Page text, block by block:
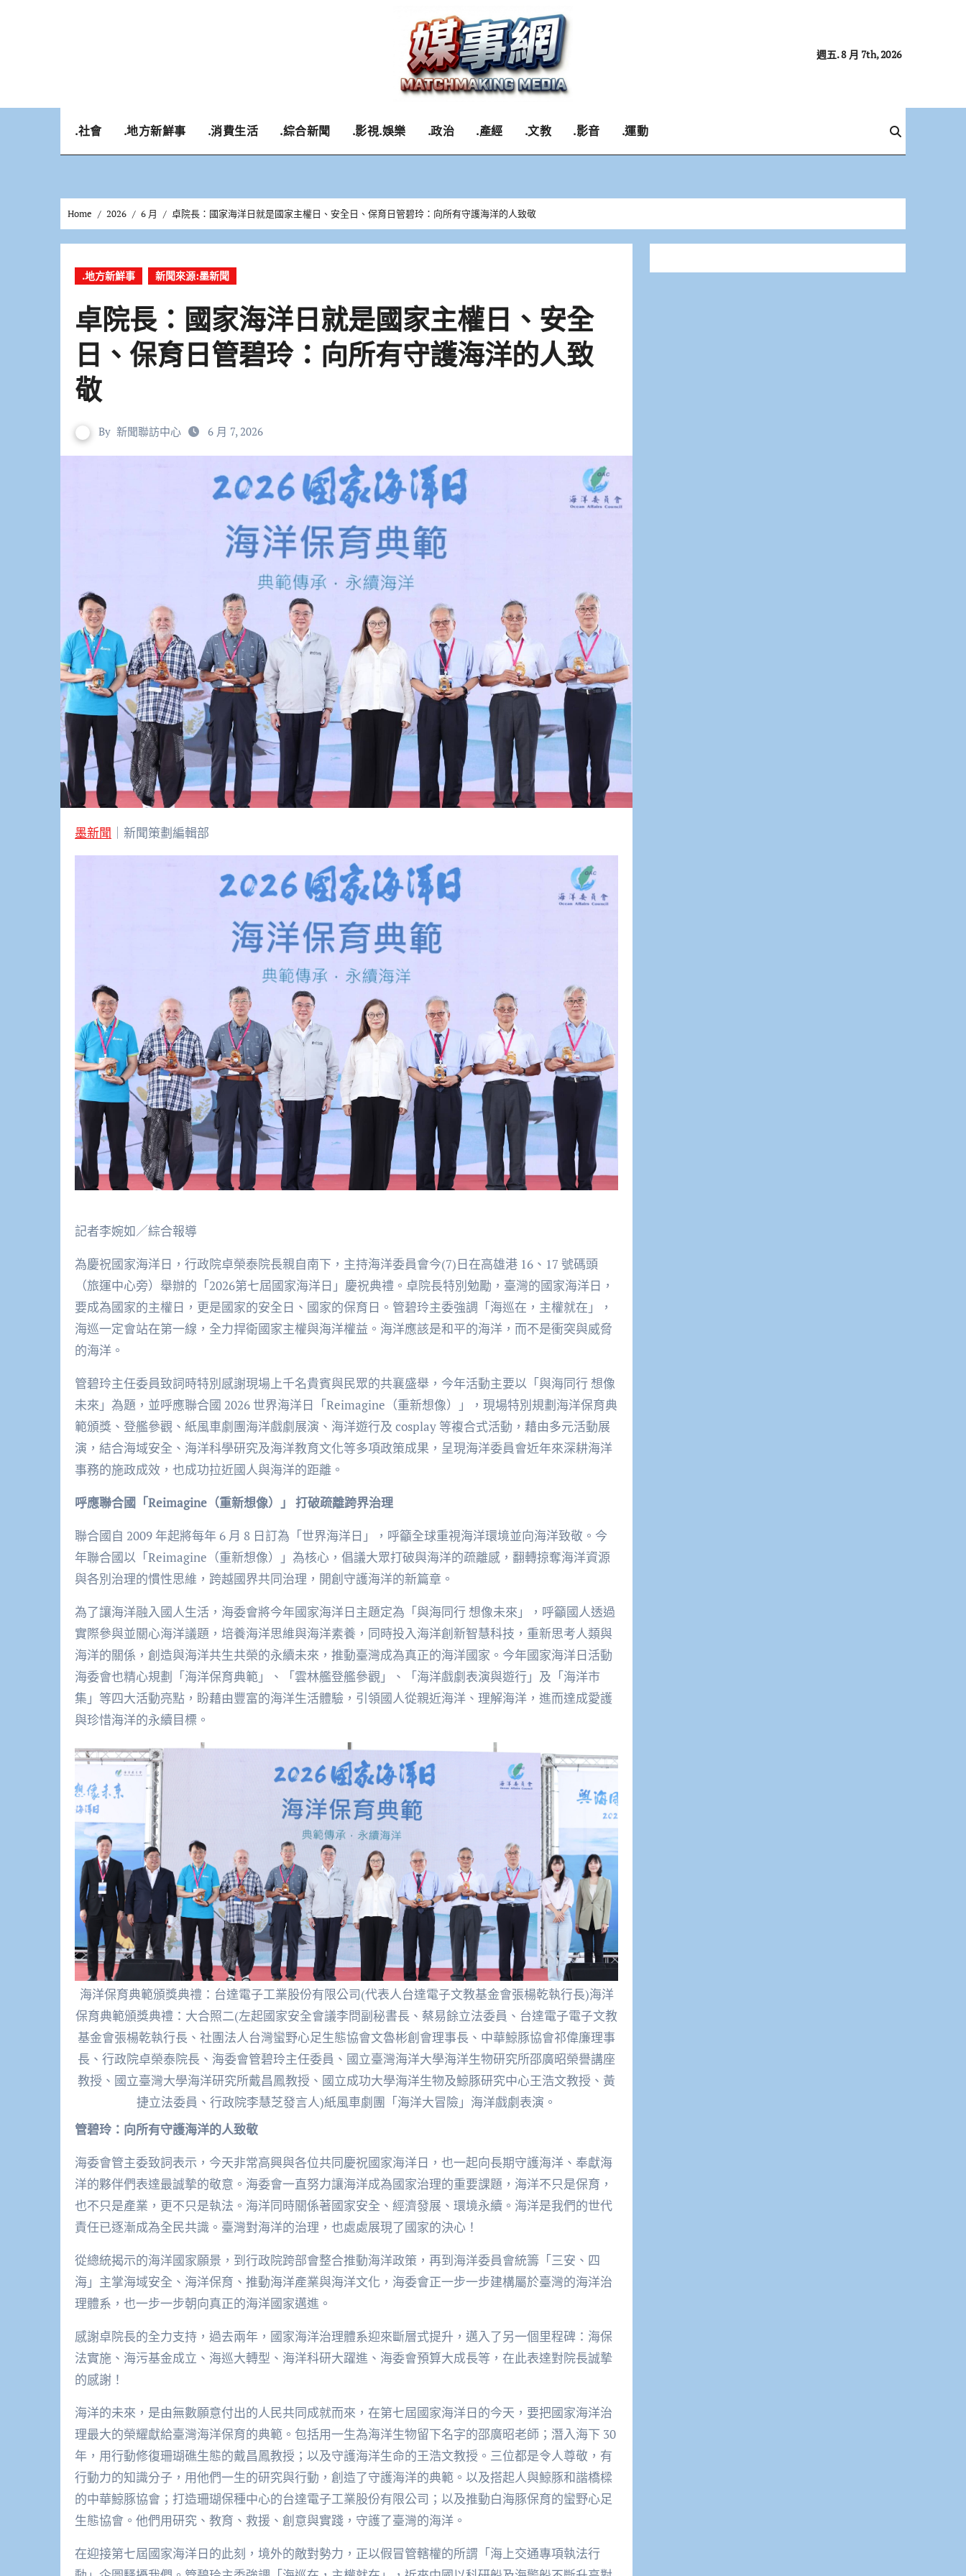
週五. 8 月 7th, 2026
.社會 .地方新鮮事 .消費生活 .綜合新聞 .影視.娛樂 .政治 .產經 .文教 .影音 .運動
Home 2026 6 月 卓院長：國家海洋日就是國家主權日、安全日、保育日管碧玲：向所有守護海洋的人致敬
.地方新鮮事 新聞來源:墨新聞
卓院長：國家海洋日就是國家主權日、安全
日、保育日管碧玲：向所有守護海洋的人致
敬
By 新聞聯訪中心 6 月 7, 2026
墨新聞 ｜新聞策劃編輯部
記者李婉如／綜合報導
為慶祝國家海洋日，行政院卓榮泰院長親自南下，主持海洋委員會今(7)日在高雄港 16、17 號碼頭
（旅運中心旁）舉辦的「2026第七屆國家海洋日」慶祝典禮。卓院長特別勉勵，臺灣的國家海洋日，
要成為國家的主權日，更是國家的安全日、國家的保育日。管碧玲主委強調「海巡在，主權就在」，
海巡一定會站在第一線，全力捍衛國家主權與海洋權益。海洋應該是和平的海洋，而不是衝突與威脅
的海洋。
管碧玲主任委員致詞時特別感謝現場上千名貴賓與民眾的共襄盛舉，今年活動主要以「與海同行 想像
未來」為題，並呼應聯合國 2026 世界海洋日「Reimagine（重新想像）」，現場特別規劃海洋保育典
範頒獎、登艦參觀、紙風車劇團海洋戲劇展演、海洋遊行及 cosplay 等複合式活動，藉由多元活動展
演，結合海域安全、海洋科學研究及海洋教育文化等多項政策成果，呈現海洋委員會近年來深耕海洋
事務的施政成效，也成功拉近國人與海洋的距離。
呼應聯合國「Reimagine（重新想像）」 打破疏離跨界治理
聯合國自 2009 年起將每年 6 月 8 日訂為「世界海洋日」，呼籲全球重視海洋環境並向海洋致敬。今
年聯合國以「Reimagine（重新想像）」為核心，倡議大眾打破與海洋的疏離感，翻轉掠奪海洋資源
與各別治理的慣性思維，跨越國界共同治理，開創守護海洋的新篇章。
為了讓海洋融入國人生活，海委會將今年國家海洋日主題定為「與海同行 想像未來」，呼籲國人透過
實際參與並關心海洋議題，培養海洋思維與海洋素養，同時投入海洋創新智慧科技，重新思考人類與
海洋的關係，創造與海洋共生共榮的永續未來，推動臺灣成為真正的海洋國家。今年國家海洋日活動
海委會也精心規劃「海洋保育典範」、「雲林艦登艦參觀」、「海洋戲劇表演與遊行」及「海洋市
集」等四大活動亮點，盼藉由豐富的海洋生活體驗，引領國人從親近海洋、理解海洋，進而達成愛護
與珍惜海洋的永續目標。
海洋保育典範頒獎典禮：台達電子工業股份有限公司(代表人台達電子文教基金會張楊乾執行長)海洋
保育典範頒獎典禮：大合照二(左起國家安全會議李問副秘書長、蔡易餘立法委員、台達電子電子文教
基金會張楊乾執行長、社團法人台灣蠻野心足生態協會文魯彬創會理事長、中華鯨豚協會祁偉廉理事
長、行政院卓榮泰院長、海委會管碧玲主任委員、國立臺灣海洋大學海洋生物研究所邵廣昭榮譽講座
教授、國立臺灣大學海洋研究所戴昌鳳教授、國立成功大學海洋生物及鯨豚研究中心王浩文教授、黃
捷立法委員、行政院李慧芝發言人)紙風車劇團「海洋大冒險」海洋戲劇表演。
管碧玲：向所有守護海洋的人致敬
海委會管主委致詞表示，今天非常高興與各位共同慶祝國家海洋日，也一起向長期守護海洋、奉獻海
洋的夥伴們表達最誠摯的敬意。海委會一直努力讓海洋成為國家治理的重要課題，海洋不只是保育，
也不只是產業，更不只是執法。海洋同時關係著國家安全、經濟發展、環境永續。海洋是我們的世代
責任已逐漸成為全民共識。臺灣對海洋的治理，也處處展現了國家的決心！
從總統揭示的海洋國家願景，到行政院跨部會整合推動海洋政策，再到海洋委員會統籌「三安、四
海」主掌海域安全、海洋保育、推動海洋產業與海洋文化，海委會正一步一步建構屬於臺灣的海洋治
理體系，也一步一步朝向真正的海洋國家邁進。
感謝卓院長的全力支持，過去兩年，國家海洋治理體系迎來斷層式提升，邁入了另一個里程碑：海保
法實施、海污基金成立、海巡大轉型、海洋科研大躍進、海委會預算大成長等，在此表達對院長誠摯
的感謝！
海洋的未來，是由無數願意付出的人民共同成就而來，在第七屆國家海洋日的今天，要把國家海洋治
理最大的榮耀獻給臺灣海洋保育的典範。包括用一生為海洋生物留下名字的邵廣昭老師；潛入海下 30
年，用行動修復珊瑚礁生態的戴昌鳳教授；以及守護海洋生命的王浩文教授。三位都是令人尊敬，有
行動力的知識分子，用他們一生的研究與行動，創造了守護海洋的典範。以及搭起人與鯨豚和諧橋樑
的中華鯨豚協會；打造珊瑚保種中心的台達電子工業股份有限公司；以及推動白海豚保育的蠻野心足
生態協會。他們用研究、教育、救援、創意與實踐，守護了臺灣的海洋。
在迎接第七屆國家海洋日的此刻，境外的敵對勢力，正以假冒管轄權的所謂「海上交通專項執法行